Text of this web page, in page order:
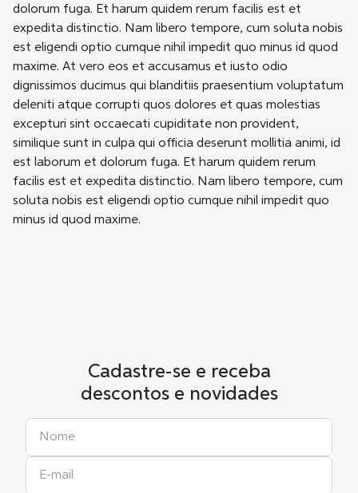
dolorum fuga. Et harum quidem rerum facilis est et
expedita distinctio. Nam libero tempore, cum soluta nobis
est eligendi optio cumque nihil impedit quo minus id quod
maxime. At vero eos et accusamus et iusto odio
dignissimos ducimus qui blanditiis praesentium voluptatum
deleniti atque corrupti quos dolores et quas molestias
excepturi sint occaecati cupiditate non provident,
similique sunt in culpa qui officia deserunt mollitia animi, id
est laborum et dolorum fuga. Et harum quidem rerum
facilis est et expedita distinctio. Nam libero tempore, cum
soluta nobis est eligendi optio cumque nihil impedit quo
minus id quod maxime.
Cadastre-se e receba
descontos e novidades